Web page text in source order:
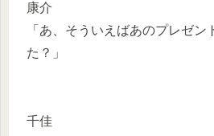
康介
「あ、そういえばあのプレゼン
た？」
千佳